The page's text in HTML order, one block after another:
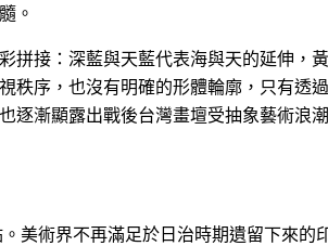
。
拼接：深藍與天藍代表海與天的延伸
秩序，也沒有明確的形體輪廓，只有
漸顯露出戰後台灣畫壇受抽象藝術浪
美術界不再滿足於日治時期遺留下來